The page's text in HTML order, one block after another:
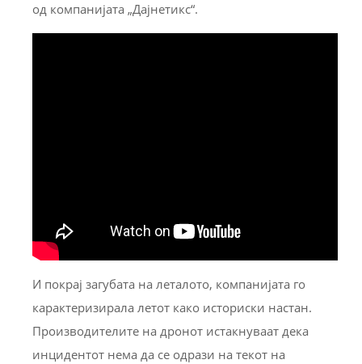
од компанијата „Дајнетикс“.
И покрај загубата на леталото, компанијата го
карактеризирала летот како историски настан.
Производителите на дронот истакнуваат дека
инцидентот нема да се одрази на текот на